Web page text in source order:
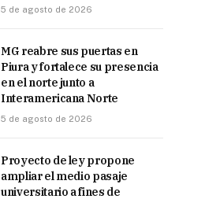
5 de agosto de 2026
MG reabre sus puertas en
Piura y fortalece su presencia
en el norte junto a
Interamericana Norte
5 de agosto de 2026
Proyecto de ley propone
ampliar el medio pasaje
universitario a fines de